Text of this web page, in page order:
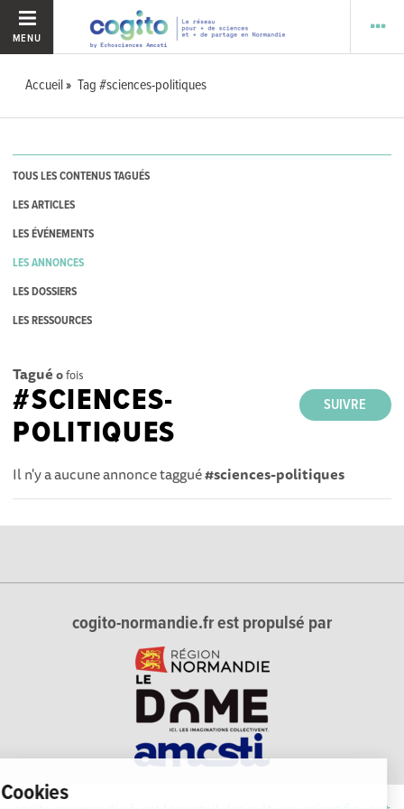
Cookies
MENU
Accueil Tag #sciences-politiques
TOUS LES CONTENUS TAGUÉS
LES ARTICLES
LES ÉVÉNEMENTS
LES ANNONCES
LES DOSSIERS
LES RESSOURCES
Tagué 0fois
SUIVRE
#SCIENCES-
POLITIQUES
Il n'y a aucune annonce taggué#sciences-politiques
cogito-normandie.fr est propulsé par